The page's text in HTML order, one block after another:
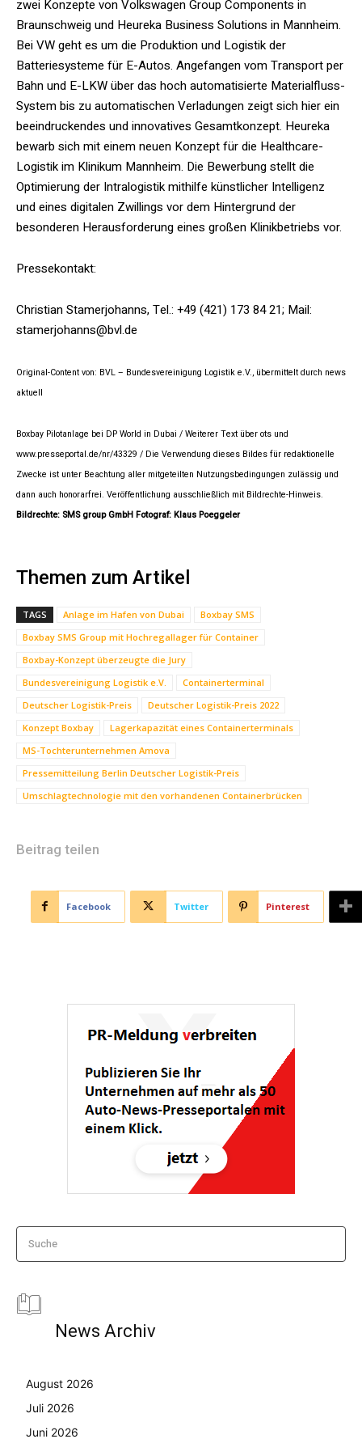
zwei Konzepte von Volkswagen Group Components in
Braunschweig und Heureka Business Solutions in Mannheim.
Bei VW geht es um die Produktion und Logistik der
Batteriesysteme für E-Autos. Angefangen vom Transport per
Bahn und E-LKW über das hoch automatisierte Materialfluss-
System bis zu automatischen Verladungen zeigt sich hier ein
beeindruckendes und innovatives Gesamtkonzept. Heureka
bewarb sich mit einem neuen Konzept für die Healthcare-
Logistik im Klinikum Mannheim. Die Bewerbung stellt die
Optimierung der Intralogistik mithilfe künstlicher Intelligenz
und eines digitalen Zwillings vor dem Hintergrund der
besonderen Herausforderung eines großen Klinikbetriebs vor.
Pressekontakt:
Christian Stamerjohanns, Tel.: +49 (421) 173 84 21; Mail:
stamerjohanns@bvl.de
Original-Content von: BVL – Bundesvereinigung Logistik e.V., übermittelt durch news
aktuell
Boxbay Pilotanlage bei DP World in Dubai / Weiterer Text über ots und
www.presseportal.de/nr/43329 / Die Verwendung dieses Bildes für redaktionelle
Zwecke ist unter Beachtung aller mitgeteilten Nutzungsbedingungen zulässig und
dann auch honorarfrei. Veröffentlichung ausschließlich mit Bildrechte-Hinweis.
Bildrechte: SMS group GmbH Fotograf: Klaus Poeggeler
Themen zum Artikel
TAGS Anlage im Hafen von Dubai
Boxbay SMS
Boxbay SMS Group mit Hochregallager für Container
Boxbay-Konzept überzeugte die Jury
Bundesvereinigung Logistik e.V.
Containerterminal
Deutscher Logistik-Preis
Deutscher Logistik-Preis 2022
Konzept Boxbay
Lagerkapazität eines Containerterminals
MS-Tochterunternehmen Amova
Pressemitteilung Berlin Deutscher Logistik-Preis
Umschlagtechnologie mit den vorhandenen Containerbrücken
Beitrag teilen
Facebook Twitter Pinterest
Suche
News Archiv
August 2026
Juli 2026
Juni 2026